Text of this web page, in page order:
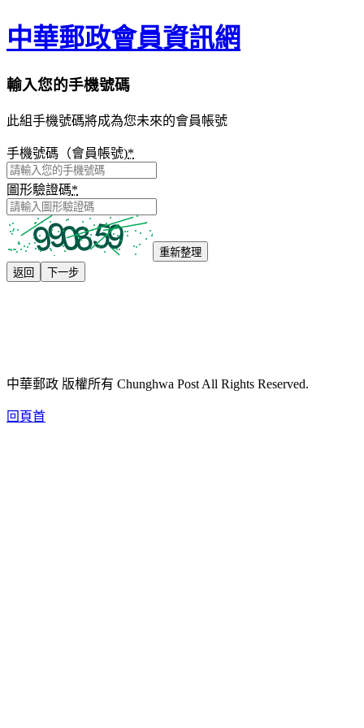
中華郵政會員資訊網
輸入您的手機號碼
此組手機號碼將成為您未來的會員帳號
手機號碼（會員帳號)*
圖形驗證碼*
重新整理
返回
下一步
中華郵政 版權所有 Chunghwa Post All Rights Reserved.
回頁首